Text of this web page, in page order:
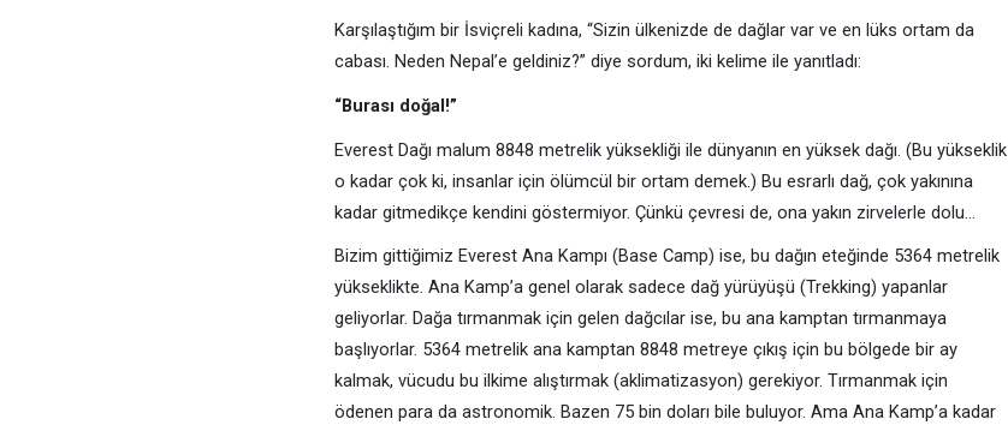
Karşılaştığım bir İsviçreli kadına, “Sizin ülkenizde de dağlar var ve en lüks ortam da
cabası. Neden Nepal’e geldiniz?” diye sordum, iki kelime ile yanıtladı:
“Burası doğal!”
Everest Dağı malum 8848 metrelik yüksekliği ile dünyanın en yüksek dağı. (Bu yükseklik
o kadar çok ki, insanlar için ölümcül bir ortam demek.) Bu esrarlı dağ, çok yakınına
kadar gitmedikçe kendini göstermiyor. Çünkü çevresi de, ona yakın zirvelerle dolu...
Bizim gittiğimiz Everest Ana Kampı (Base Camp) ise, bu dağın eteğinde 5364 metrelik
yükseklikte. Ana Kamp’a genel olarak sadece dağ yürüyüşü (Trekking) yapanlar
geliyorlar. Dağa tırmanmak için gelen dağcılar ise, bu ana kamptan tırmanmaya
başlıyorlar. 5364 metrelik ana kamptan 8848 metreye çıkış için bu bölgede bir ay
kalmak, vücudu bu ilkime alıştırmak (aklimatizasyon) gerekiyor. Tırmanmak için
ödenen para da astronomik. Bazen 75 bin doları bile buluyor. Ama Ana Kamp’a kadar